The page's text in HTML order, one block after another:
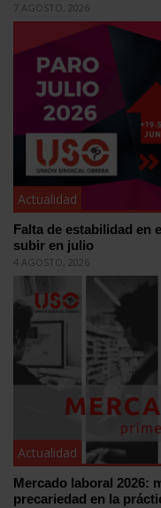
7 AGOSTO, 2026
Actualidad
Falta de estabilidad en
subir en julio
4 AGOSTO, 2026
Actualidad
Mercado laboral 2026:
precariedad en la